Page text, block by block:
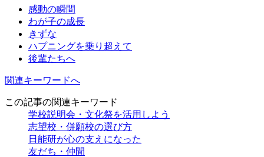
感動の瞬間
わが子の成長
きずな
ハプニングを乗り超えて
後輩たちへ
関連キーワードへ
この記事の関連キーワード
学校説明会・文化祭を活用しよう
志望校・併願校の選び方
日能研が心の支えになった
友だち・仲間